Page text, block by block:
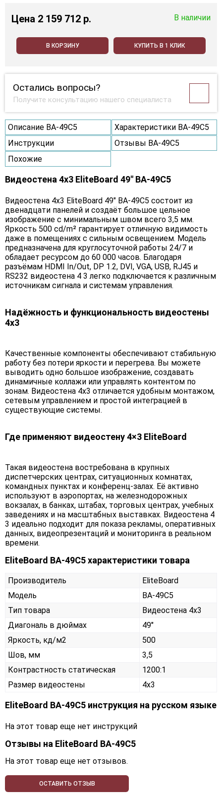
Цена 2 159 712 p. В наличии
В КОРЗИНУ КУПИТЬ В 1 КЛИК
Остались вопросы?
Получите консультацию нашего специалиста
Описание BA-49C5
Характеристики BA-49C5
Инструкции
Отзывы BA-49C5
Похожие
Видеостена 4x3 EliteBoard 49" BA-49C5
Видеостена 4х3 EliteBoard 49" BA-49C5 состоит из
двенадцати панелей и создаёт большое цельное
изображение с минимальным швом всего 3,5 мм.
Яркость 500 cd/m² гарантирует отличную видимость
даже в помещениях с сильным освещением. Модель
предназначена для круглосуточной работы 24/7 и
обладает ресурсом до 60 000 часов. Благодаря
разъёмам HDMI In/Out, DP 1.2, DVI, VGA, USB, RJ45 и
RS232 видеостена 4 3 легко подключается к различным
источникам сигнала и системам управления.
Надёжность и функциональность видеостены
4х3
Качественные компоненты обеспечивают стабильную
работу без потери яркости и перегрева. Вы можете
выводить одно большое изображение, создавать
динамичные коллажи или управлять контентом по
зонам. Видеостена 4х3 отличается удобным монтажом,
сетевым управлением и простой интеграцией в
существующие системы.
Где применяют видеостену 4×3 EliteBoard
Такая видеостена востребована в крупных
диспетчерских центрах, ситуационных комнатах,
командных пунктах и конференц-залах. Её активно
используют в аэропортах, на железнодорожных
вокзалах, в банках, штабах, торговых центрах, учебных
заведениях и на масштабных выставках. Видеостена 4
3 идеально подходит для показа рекламы, оперативных
данных, видеопрезентаций и мониторинга в реальном
времени.
EliteBoard BA-49C5 характеристики товара
Производитель
EliteBoard
Модель
BA-49C5
Тип товара
Видеостена 4х3
Диагональ в дюймах
49"
Яркость, кд/м2
500
Шов, мм
3,5
Контрастность статическая
1200:1
Размер видеостены
4x3
EliteBoard BA-49C5 инструкция на русском языке
На этот товар еще нет инструкций
Отзывы на EliteBoard BA-49C5
На этот товар еще нет отзывов.
ОСТАВИТЬ ОТЗЫВ